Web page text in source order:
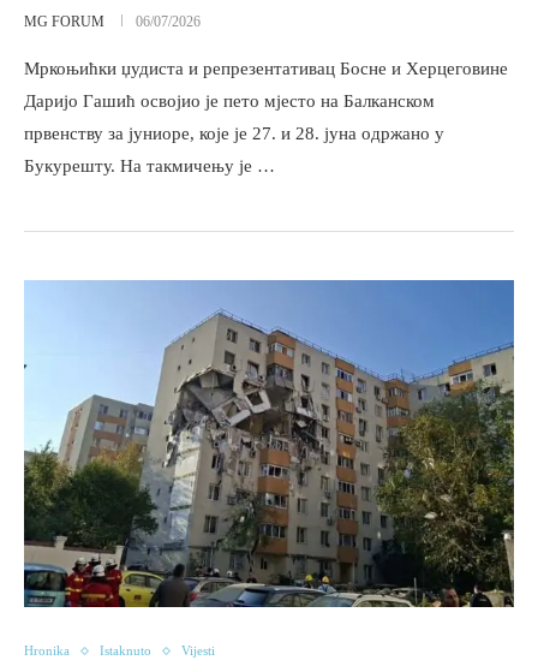
MG FORUM 06/07/2026
Мркоњићки џудиста и репрезентативац Босне и Херцеговине
Дариjо Гашић освојио је пето мјесто на Балканском
првенству за јуниоре, које је 27. и 28. јуна одржано у
Букурешту. На такмичењу је …
Hronika Istaknuto Vijesti